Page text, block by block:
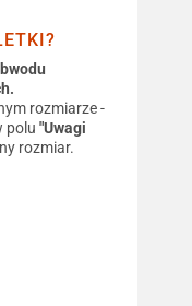
rozmiarze -
polu "Uwagi
rozmiar.